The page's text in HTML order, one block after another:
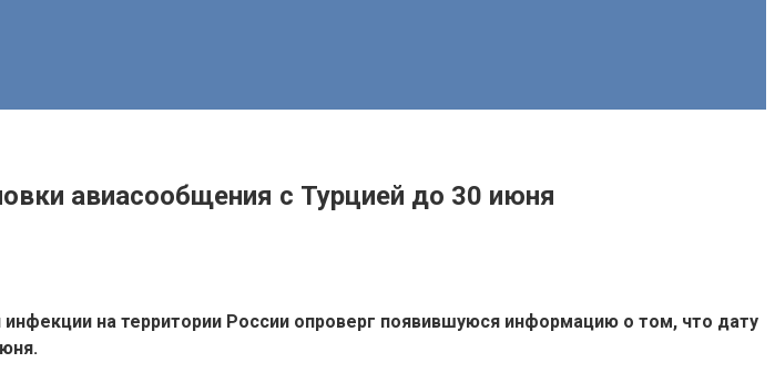
авиасообщения с Турцией до 30 июня
на территории России опроверг появившуюся информацию о том, что дату